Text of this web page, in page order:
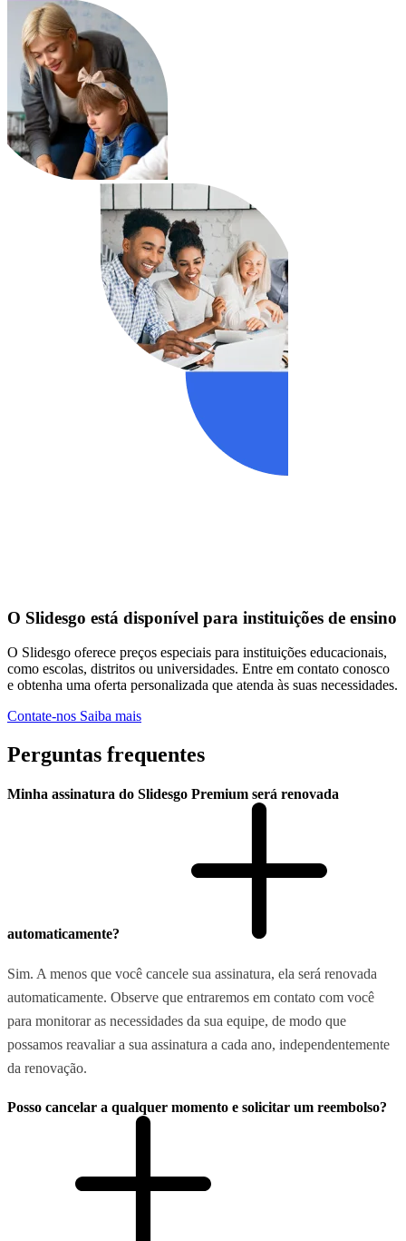
O Slidesgo está disponível para instituições de ensino
O Slidesgo oferece preços especiais para instituições educacionais,
como escolas, distritos ou universidades. Entre em contato conosco
e obtenha uma oferta personalizada que atenda às suas necessidades.
Contate-nos Saiba mais
Perguntas frequentes
Minha assinatura do Slidesgo Premium será renovada
automaticamente?
Sim. A menos que você cancele sua assinatura, ela será renovada
automaticamente. Observe que entraremos em contato com você
para monitorar as necessidades da sua equipe, de modo que
possamos reavaliar a sua assinatura a cada ano, independentemente
da renovação.
Posso cancelar a qualquer momento e solicitar um reembolso?